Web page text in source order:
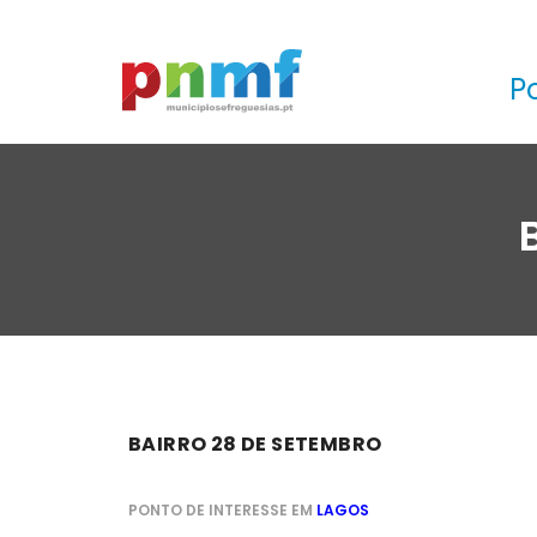
BAIRRO 28 DE SETEMBRO
PONTO DE INTERESSE EM LAGOS